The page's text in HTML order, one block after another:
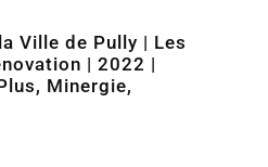
Ville de Pully | Les
| 2022 |
Minergie,